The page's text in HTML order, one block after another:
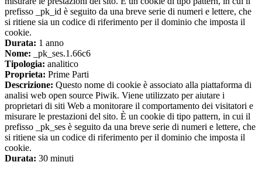
prefisso _pk_id è seguito da una breve serie di numeri e lettere, che
si ritiene sia un codice di riferimento per il dominio che imposta il
cookie.
Durata: 1 anno
Nome: _pk_ses.1.66c6
Tipologia: analitico
Proprieta: Prime Parti
Descrizione: Questo nome di cookie è associato alla piattaforma di
analisi web open source Piwik. Viene utilizzato per aiutare i
proprietari di siti Web a monitorare il comportamento dei visitatori e
misurare le prestazioni del sito. È un cookie di tipo pattern, in cui il
prefisso _pk_ses è seguito da una breve serie di numeri e lettere, che
si ritiene sia un codice di riferimento per il dominio che imposta il
cookie.
Durata: 30 minuti